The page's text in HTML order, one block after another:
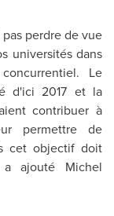
perdre de vue
universités dans
Le
d'ici2017 etla
contribuer à
permettre de
cet objectif doit
a ajouté Michel